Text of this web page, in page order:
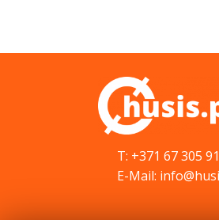
T: +371 67 305
E-Mail: